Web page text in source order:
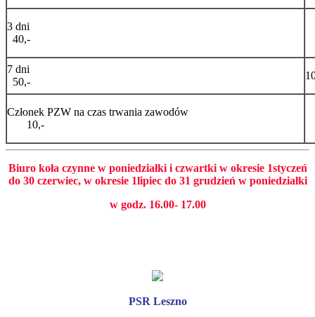
3 dni
40,-
7 dni
50,-
Członek PZW na czas trwania zawodów
10,-
Biuro koła czynne w poniedziałki i czwartki w okresie 1styczeń
do 30 czerwiec, w okresie 1lipiec do 31 grudzień w poniedziałki
w godz. 16.00- 17.00
PSR Leszno